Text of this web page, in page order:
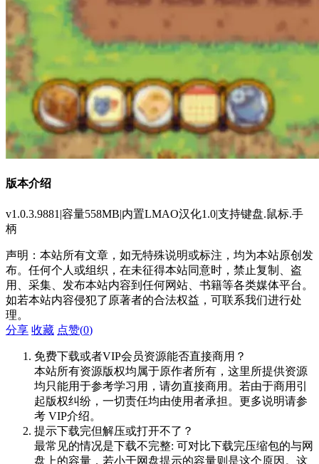
版本介绍
v1.0.3.9881|容量558MB|内置LMAO汉化1.0|支持键盘.鼠标.手
柄
声明：本站所有文章，如无特殊说明或标注，均为本站原创发
布。任何个人或组织，在未征得本站同意时，禁止复制、盗
用、采集、发布本站内容到任何网站、书籍等各类媒体平台。
如若本站内容侵犯了原著者的合法权益，可联系我们进行处
理。
分享 收藏 点赞(0)
免费下载或者VIP会员资源能否直接商用？
本站所有资源版权均属于原作者所有，这里所提供资源
均只能用于参考学习用，请勿直接商用。若由于商用引
起版权纠纷，一切责任均由使用者承担。更多说明请参
考 VIP介绍。
提示下载完但解压或打开不了？
最常见的情况是下载不完整: 可对比下载完压缩包的与网
盘上的容量，若小于网盘提示的容量则是这个原因。这